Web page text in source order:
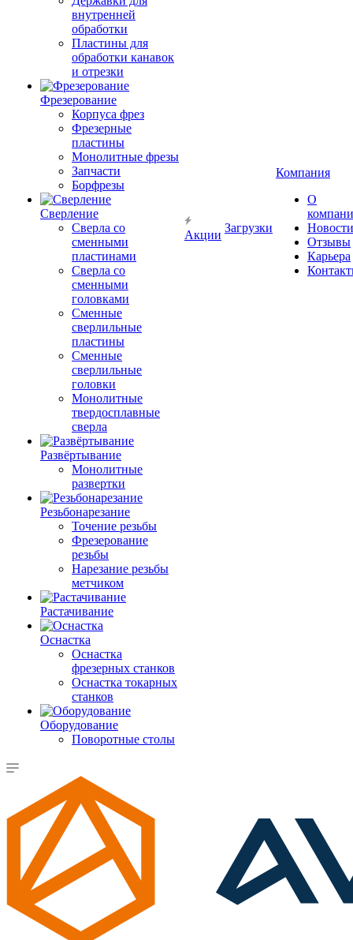
внутренней
обработки
Пластины для
обработки канавок
и отрезки
Фрезерование
Корпуса фрез
Фрезерные
пластины
Монолитные фрезы
Запчасти
Борфрезы
Сверление
Сверла со
сменными
пластинами
Сверла со
сменными
головками
Сменные
сверлильные
пластины
Сменные
сверлильные
головки
Монолитные
твердосплавные
сверла
Развёртывание
Монолитные
развертки
Резьбонарезание
Точение резьбы
Фрезерование
резьбы
Нарезание резьбы
метчиком
Растачивание
Оснастка
Оснастка
фрезерных станков
Оснастка токарных
станков
Оборудование
Поворотные столы
Акции
Загрузки
Компания
О
Новости
Отзывы
Карьера